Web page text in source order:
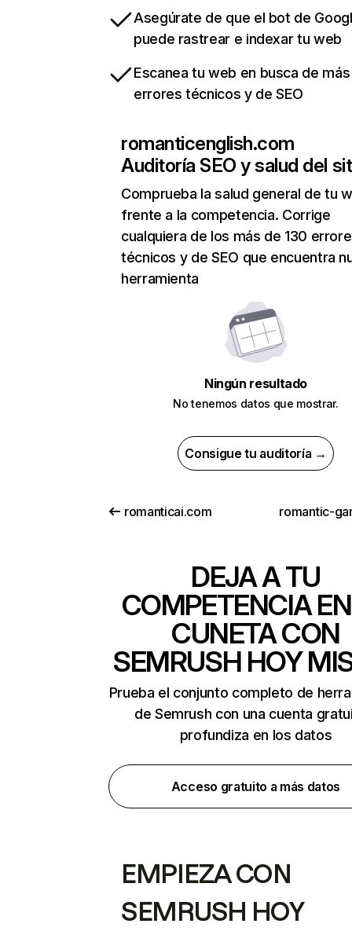
Asegúrate de que el bot de
puede rastrear e indexar tu web
Escanea tu web en busca de
errores técnicos y de SEO
romanticenglish.com
Auditoría SEO y salud del
Comprueba la salud general de tu
frente a la competencia. Corrige
cualquiera de los más de 130
técnicos y de SEO que encuentra
herramienta
Ningún resultado
No tenemos datos que mostrar.
Consigue tu auditoría →
romanticai.com romantic-
DEJA A TU
COMPETENCIA
CUNETA CON
SEMRUSH HOY
Prueba el conjunto completo de
de Semrush con una cuenta
profundiza en los datos
Acceso gratuito a más datos
EMPIEZA CON
SEMRUSH HOY